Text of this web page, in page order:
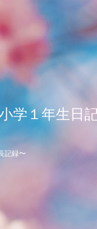
学１年生日
記録〜